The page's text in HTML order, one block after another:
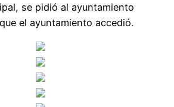
se pidió al ayuntamiento
el ayuntamiento accedió.